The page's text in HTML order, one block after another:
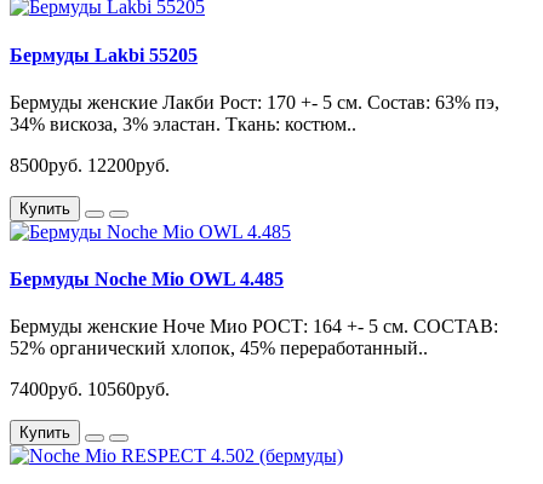
Бермуды Lakbi 55205
Бермуды женские Лакби Рост: 170 +- 5 см. Состав: 63% пэ,
34% вискоза, 3% эластан. Ткань: костюм..
8500руб. 12200руб.
Купить
Бермуды Noche Mio OWL 4.485
Бермуды женские Ноче Мио РОСТ: 164 +- 5 см. СОСТАВ:
52% органический хлопок, 45% переработанный..
7400руб. 10560руб.
Купить